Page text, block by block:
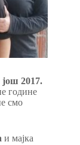
још 2017.
године
смо
и мајка